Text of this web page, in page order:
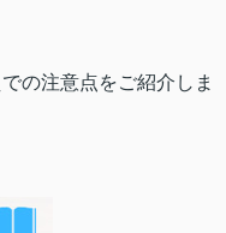
の注意点をご紹介しま